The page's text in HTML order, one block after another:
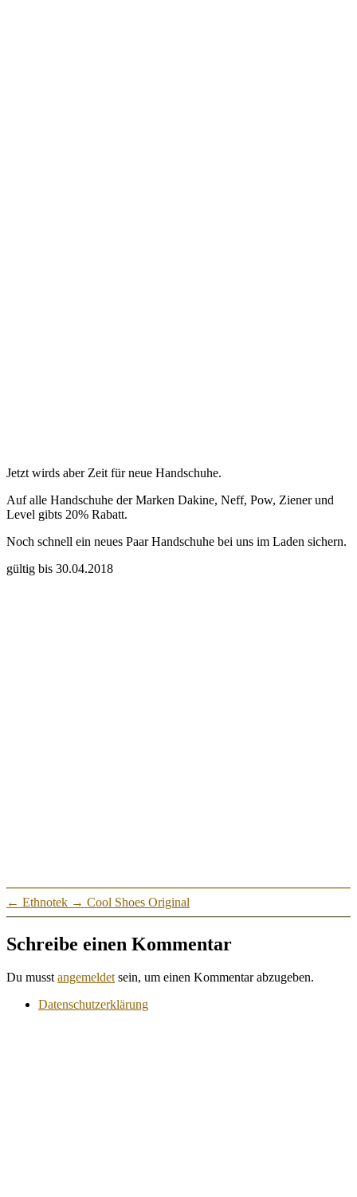
Jetzt wirds aber Zeit für neue Handschuhe.
Auf alle Handschuhe der Marken Dakine, Neff, Pow, Ziener und
Level gibts 20% Rabatt.
Noch schnell ein neues Paar Handschuhe bei uns im Laden sichern.
gültig bis 30.04.2018
← Ethnotek → Cool Shoes Original
Schreibe einen Kommentar
Du musstangemeldetsein, um einen Kommentar abzugeben.
Datenschutzerklärung